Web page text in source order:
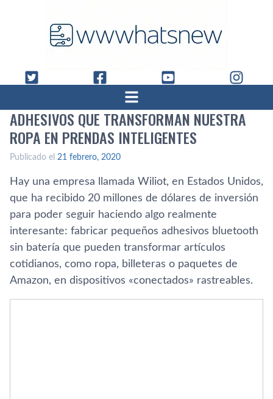
ADHESIVOS QUE TRANSFORMAN NUESTRA
ROPA EN PRENDAS INTELIGENTES
Publicado el 21 febrero, 2020
Hay una empresa llamada Wiliot, en Estados Unidos,
que ha recibido 20 millones de dólares de inversión
para poder seguir haciendo algo realmente
interesante: fabricar pequeños adhesivos bluetooth
sin batería que pueden transformar artículos
cotidianos, como ropa, billeteras o paquetes de
Amazon, en dispositivos «conectados» rastreables.